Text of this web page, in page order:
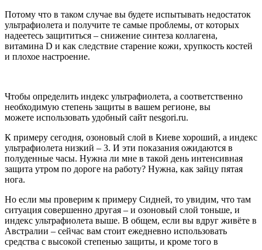
Потому что в таком случае вы будете испытывать недостаток
ультрафиолета и получите те самые проблемы, от которых
надеетесь защититься – снижение синтеза коллагена,
витамина D и как следствие старение кожи, хрупкость костей
и плохое настроение.
Чтобы определить индекс ультрафиолета, а соответственно
необходимую степень защиты в вашем регионе, вы
можете использовать удобный сайт nesgori.ru.
К примеру сегодня, озоновый слой в Киеве хороший, а индекс
ультрафиолета низкий – 3. И эти показания ожидаются в
полуденные часы. Нужна ли мне в такой день интенсивная
защита утром по дороге на работу? Нужна, как зайцу пятая
нога.
Но если мы проверим к примеру Сидней, то увидим, что там
ситуация совершенно другая – и озоновый слой тоньше, и
индекс ультрафиолета выше. В общем, если вы вдруг живёте в
Австралии – сейчас вам стоит ежедневно использовать
средства с высокой степенью защиты, и кроме того в